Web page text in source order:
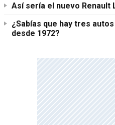
Así sería el nuevo Renault
¿Sabías que hay tres
desde 1972?